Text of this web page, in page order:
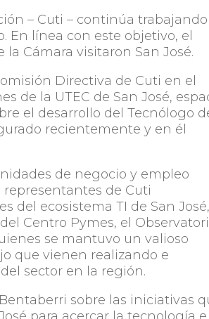
– Cuti – continúa
En línea con este objetivo, el
Cámara visitaron San José.
Directiva de Cuti en el
de la UTEC de San José,
el desarrollo del Tecnólogo
recientemente y en él
de negocio y empleo
de Cuti
del ecosistema TI de San José,
Centro Pymes, el
se mantuvo un valioso
que vienen realizando e
sector en la región.
sobre las iniciativas